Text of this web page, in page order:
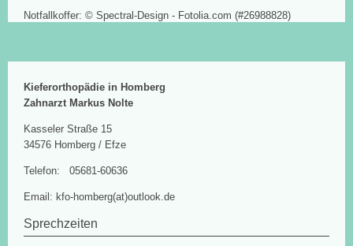
Notfallkoffer: © Spectral-Design - Fotolia.com (#26988828)
Kieferorthopädie in Homberg
Zahnarzt Markus Nolte
Kasseler Straße 15
34576 Homberg / Efze
Telefon: 05681-60636
Email: kfo-homberg(at)outlook.de
Sprechzeiten